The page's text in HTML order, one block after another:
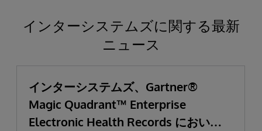
インターシステムズに関する最新
ニュース
インターシステムズ、Gartner®
Magic Quadrant™ Enterprise
Electronic Health Records において